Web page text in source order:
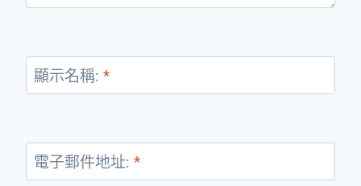
顯示名稱: *
電子郵件地址: *